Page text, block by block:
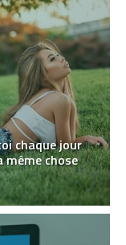
chaque jour
même chose